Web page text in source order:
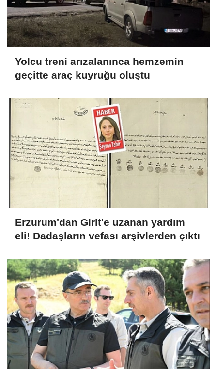
Yolcu treni arızalanınca hemzemin
geçitte araç kuyruğu oluştu
Erzurum'dan Girit'e uzanan yardım
eli! Dadaşların vefası arşivlerden çıktı